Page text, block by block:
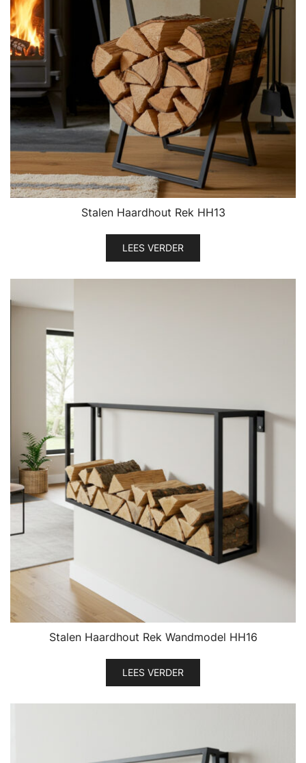
Stalen Haardhout Rek HH13
LEES VERDER
Stalen Haardhout Rek Wandmodel HH16
LEES VERDER